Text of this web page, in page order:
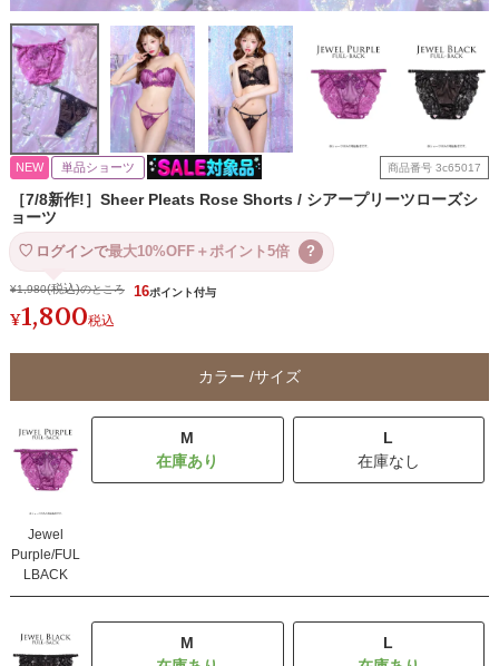
NEW 単品ショーツ 商品番号 3c65017
［7/8新作!］Sheer Pleats Rose Shorts / シアープリーツローズシ
ョーツ
ログインで最大10%OFF＋ポイント5倍 ?
¥1,980 のところ
¥1,800税込
16
カラー サイズ
Jewel
Purple/FUL
LBACK
M
L
在庫なし
M L